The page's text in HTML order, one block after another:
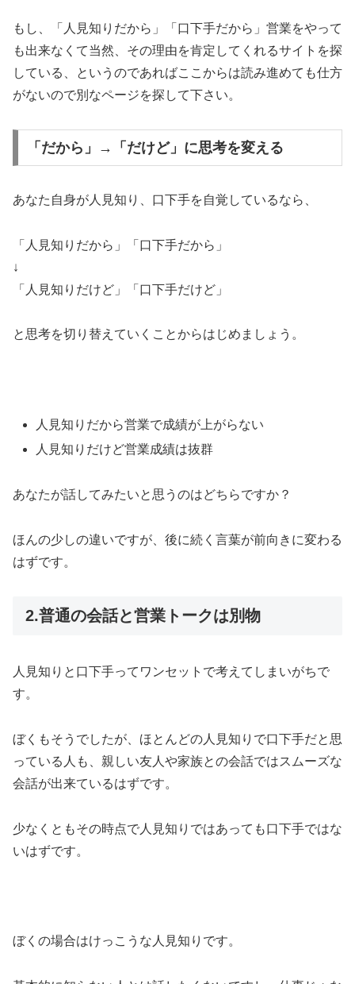
もし、「人見知りだから」「口下手だから」営業をやって
も出来なくて当然、その理由を肯定してくれるサイトを探
している、というのであればここからは読み進めても仕方
がないので別なページを探して下さい。
「だから」→「だけど」に思考を変える
あなた自身が人見知り、口下手を自覚しているなら、
「人見知りだから」「口下手だから」
↓
「人見知りだけど」「口下手だけど」
と思考を切り替えていくことからはじめましょう。
人見知りだから営業で成績が上がらない
人見知りだけど営業成績は抜群
あなたが話してみたいと思うのはどちらですか？
ほんの少しの違いですが、後に続く言葉が前向きに変わる
はずです。
2.普通の会話と営業トークは別物
人見知りと口下手ってワンセットで考えてしまいがちで
す。
ぼくもそうでしたが、ほとんどの人見知りで口下手だと思
っている人も、親しい友人や家族との会話ではスムーズな
会話が出来ているはずです。
少なくともその時点で人見知りではあっても口下手ではな
いはずです。
ぼくの場合はけっこうな人見知りです。